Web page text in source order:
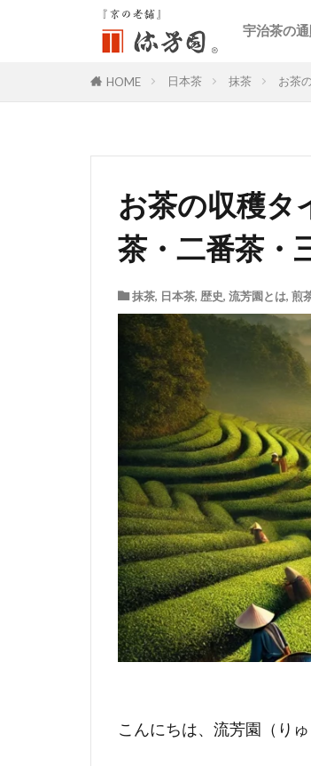
宇治茶の
HOME 日本茶 抹茶 お茶
お茶の収穫タ
茶・二番茶・
抹茶, 日本茶, 歴史, 流芳園とは, 煎
こんにちは、流芳園（りゅ